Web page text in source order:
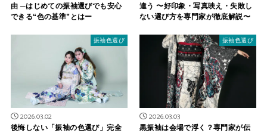
由 ─はじめての振袖選びでも安心
できる“色の基準”とはー
違う 〜好印象・写真映え・失敗し
ない選び方を専門家が徹底解説〜
振袖色選び
2026.03.02
後悔しない「振袖の色選び」完全
振袖色選び
2026.03.03
黒振袖は会場で浮く？専門家が伝